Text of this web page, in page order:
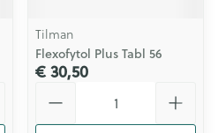
Tilman
Flexofytol Plus Tabl 56
€ 30,50